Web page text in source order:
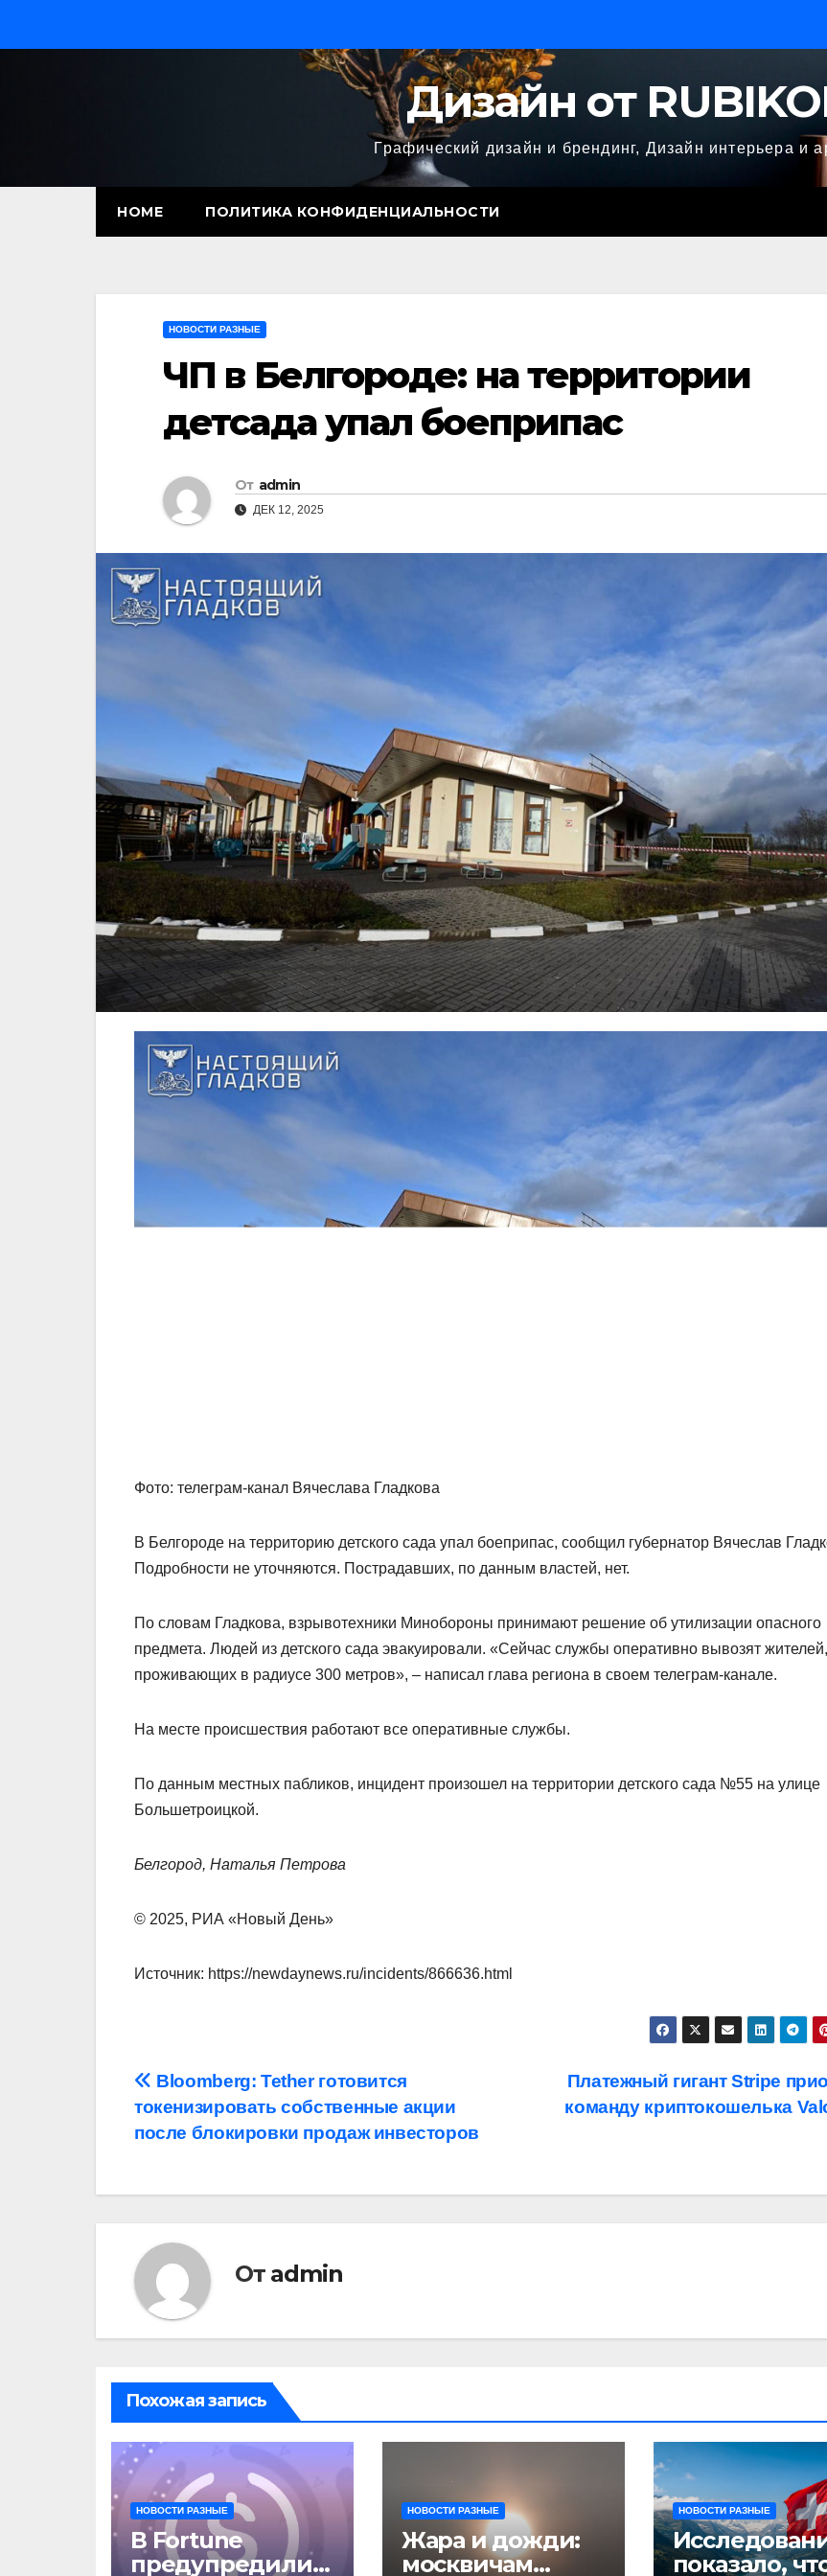
Дизайн от
Графический дизайн и брендинг, Дизайн интерьера и
HOME ПОЛИТИКА КОНФИДЕНЦИАЛЬНОСТИ
НОВОСТИ РАЗНЫЕ
ЧП в Белгороде: на территории
детсада упал боеприпас
От admin
ДЕК 12, 2025
Фото: телеграм-канал Вячеслава Гладкова
В Белгороде на территорию детского сада упал боеприпас, сообщил губернатор Вячеслав
Подробности не уточняются. Пострадавших, по данным властей, нет.
По словам Гладкова, взрывотехники Минобороны принимают решение об утилизации опасного
предмета. Людей из детского сада эвакуировали. «Сейчас службы оперативно вывозят жителей,
проживающих в радиусе 300 метров», – написал глава региона в своем телеграм-канале.
На месте происшествия работают все оперативные службы.
По данным местных пабликов, инцидент произошел на территории детского сада №55 на улице
Большетроицкой.
Белгород, Наталья Петрова
© 2025, РИА «Новый День»
Источник: https://newdaynews.ru/incidents/866636.html
Навигация
по
Платежный гигант Stripe
команду криптокошелька
Bloomberg: Tether готовится
токенизировать собственные акции
после блокировки продаж инвесторов
От admin
Похожая запись
НОВОСТИ РАЗНЫЕ
В Fortune
предупредили о
НОВОСТИ РАЗНЫЕ
Жара и дожди:
москвичам
НОВОСТИ РАЗНЫЕ
показало,